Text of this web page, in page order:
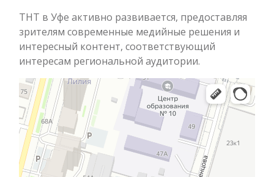
ТНТ в Уфе активно развивается, предоставляя
зрителям современные медийные решения и
интересный контент, соответствующий
интересам региональной аудитории.